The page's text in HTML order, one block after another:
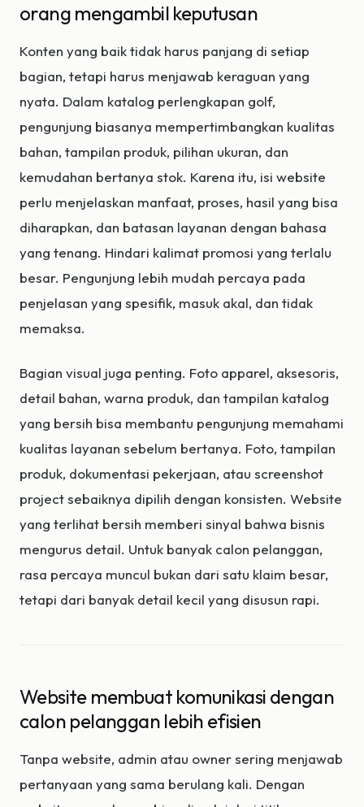
orang mengambil keputusan
Konten yang baik tidak harus panjang di setiap
bagian, tetapi harus menjawab keraguan yang
nyata. Dalam katalog perlengkapan golf,
pengunjung biasanya mempertimbangkan kualitas
bahan, tampilan produk, pilihan ukuran, dan
kemudahan bertanya stok. Karena itu, isi website
perlu menjelaskan manfaat, proses, hasil yang bisa
diharapkan, dan batasan layanan dengan bahasa
yang tenang. Hindari kalimat promosi yang terlalu
besar. Pengunjung lebih mudah percaya pada
penjelasan yang spesifik, masuk akal, dan tidak
memaksa.
Bagian visual juga penting. Foto apparel, aksesoris,
detail bahan, warna produk, dan tampilan katalog
yang bersih bisa membantu pengunjung memahami
kualitas layanan sebelum bertanya. Foto, tampilan
produk, dokumentasi pekerjaan, atau screenshot
project sebaiknya dipilih dengan konsisten. Website
yang terlihat bersih memberi sinyal bahwa bisnis
mengurus detail. Untuk banyak calon pelanggan,
rasa percaya muncul bukan dari satu klaim besar,
tetapi dari banyak detail kecil yang disusun rapi.
Website membuat komunikasi dengan
calon pelanggan lebih efisien
Tanpa website, admin atau owner sering menjawab
pertanyaan yang sama berulang kali. Dengan